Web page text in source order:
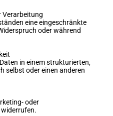
Verarbeitung
eine eingeschränkte
oder während
in einem strukturierten,
selbst oder einen anderen
oder